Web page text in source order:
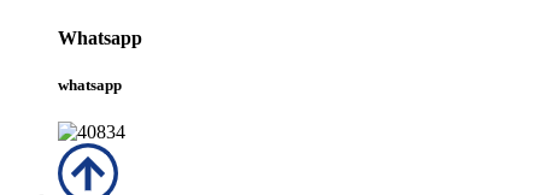
Whatsapp
whatsapp